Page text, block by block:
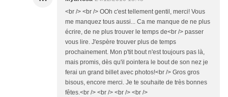
<br /> <br /> OOh c'est tellement gentil, merci! Vous
me manquez tous aussi... Ca me manque de ne plus
écrire, de ne plus trouver le temps de<br /> passer
vous lire. J'espère trouver plus de temps
prochainement. Mon p'tit bout n'est toujours pas là,
mais promis, dès qu'il pointera le bout de son nez je
ferai un grand billet avec photos!<br /> Gros gros
bisous, encore merci. Je te souhaite de très bonnes
fêtes.<br /> <br /> <br /> <br />